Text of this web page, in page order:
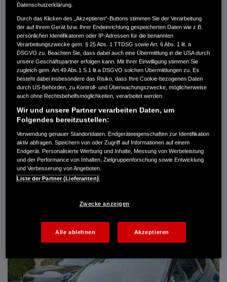
Außenfarbe
crystal black pearl
Kilometerstand
166.000 km
Kraftstoffart
Super
Getriebe
Automatik
Türen
5
Leistung
61 kW / 83 PS
Hubraum
1.339 cm³
Erstzulassung
10.2007
Bauart
Limousine
AUTO HARKE GMBH
Randersweide 59-63
21035 Hamburg
+49 40 735 935 0
DETAILS
Datenschutzerklärung.
Durch das Klicken des „Akzeptieren“-Buttons stimmen Sie der Verarbeitung
der auf Ihrem Gerät bzw. Ihrer Endeinrichtung gespeicherten Daten wie z.B.
persönlichen Identifikatoren oder IP-Adressen für die benannten
Verarbeitungszwecke gem. § 25 Abs. 1 TTDSG sowie Art. 6 Abs. 1 lit. a
DSGVO zu. Beachten Sie, dass dabei auch eine Übermittlung in die USA durch
unsere Geschäftspartner erfolgen kann. Mit Ihrer Einwilligung stimmen Sie
zugleich gem. Art.49 Abs.1 S.1 lit.a DSGVO solchen Übermittlungen zu. Es
besteht dabei insbesondere das Risiko, dass Ihre Cookie-bezogenen Daten
durch US-Behörden, zu Kontroll- und Überwachungszwecke, möglicherweise
auch ohne Rechtsbehelfsmöglichkeiten, verarbeitet werden.
Wir und unsere Partner verarbeiten Daten, um
Folgendes bereitzustellen:
Verwendung genauer Standortdaten. Endgeräteeigenschaften zur Identifikation
aktiv abfragen. Speichern von oder Zugriff auf Informationen auf einem
Endgerät. Personalisierte Werbung und Inhalte, Messung von Werbeleistung
und der Performance von Inhalten, Zielgruppenforschung sowie Entwicklung
und Verbesserung von Angeboten.
Liste der Partner (Lieferanten)
Zwecke anzeigen
Alle ablehnen Akzeptieren